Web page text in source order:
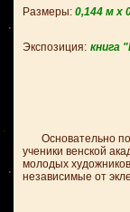
Размеры: 0,144 м х
Экспозиция: книга
Основательно
ученики венской
молодых
независимые от